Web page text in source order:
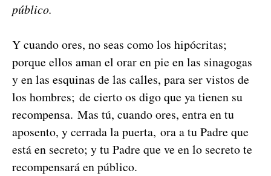
públi­co.
Y cuan­do ores, no seas como los hipócritas;
porque ellos aman el orar en pie en las sin­a­gogas
y en las esquinas de las calles, para ser vis­tos de
los hom­bres; de cier­to os digo que ya tienen su
rec­om­pen­sa. Mas tú, cuan­do ores, entra en tu
aposen­to, y cer­ra­da la puer­ta, ora a tu Padre que
está en secre­to; y tu Padre que ve en lo secre­to te
rec­om­pen­sará en públi­co.